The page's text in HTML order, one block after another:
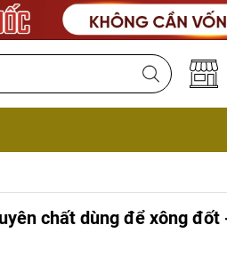
chất dùng để xông đốt